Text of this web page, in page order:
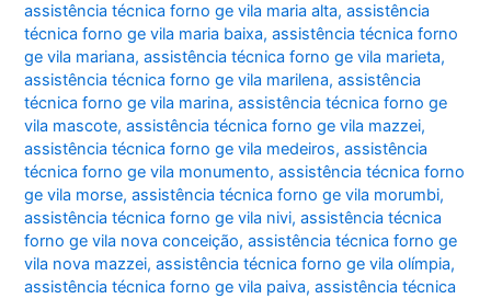
assistência técnica forno ge vila maria alta,assistência
técnica forno ge vila maria baixa,assistência técnica forno
ge vila mariana,assistência técnica forno ge vila marieta,
assistência técnica forno ge vila marilena,assistência
técnica forno ge vila marina,assistência técnica forno ge
vila mascote,assistência técnica forno ge vila mazzei,
assistência técnica forno ge vila medeiros,assistência
técnica forno ge vila monumento,assistência técnica forno
ge vila morse,assistência técnica forno ge vila morumbi,
assistência técnica forno ge vila nivi,assistência técnica
forno ge vila nova conceição,assistência técnica forno ge
vila nova mazzei,assistência técnica forno ge vila olímpia,
assistência técnica forno ge vila paiva,assistência técnica